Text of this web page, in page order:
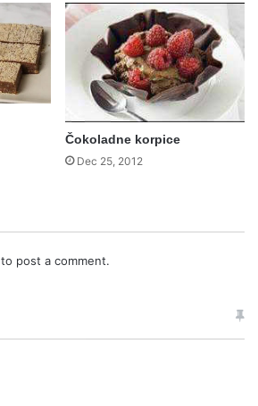
Čokoladne korpice
Dec 25, 2012
to post a comment.